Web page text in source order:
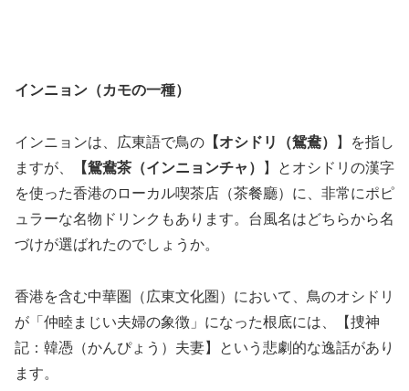
インニョン（カモの一種）
インニョンは、広東語で鳥の 【オシドリ（鴛鴦）
】を指し
ますが、
【鴛鴦茶（インニョンチャ）
】とオシドリの漢字
を使った香港のローカル喫茶店（茶餐廳）に、非常にポピ
ュラーな名物ドリンクもあります。台風名はどちらから名
づけが選ばれたのでしょうか。
香港を含む中華圏（広東文化圏）において、鳥のオシドリ
が「仲睦まじい夫婦の象徴」になった根底には、【捜神
記：韓憑（かんぴょう）夫妻】という悲劇的な逸話があり
ます。